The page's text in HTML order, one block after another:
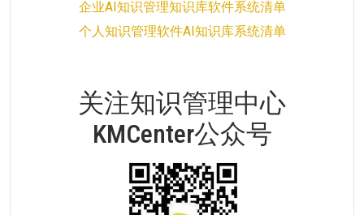
企业AI知识管理知识库软件系统清单
个人知识管理软件AI知识库系统清单
关注知识管理中心
KMCenter公众号